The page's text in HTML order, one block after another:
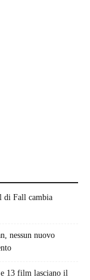
di Fall cambia
nessun nuovo
13 film lasciano il